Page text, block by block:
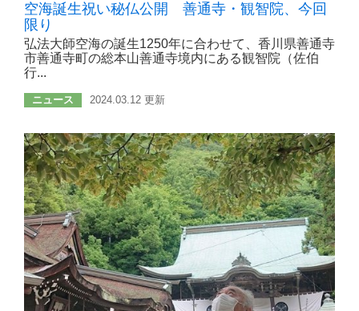
空海誕生祝い秘仏公開 善通寺・観智院、今回
限り
弘法大師空海の誕生1250年に合わせて、香川県善通寺
市善通寺町の総本山善通寺境内にある観智院（佐伯
行...
ニュース 2024.03.12 更新